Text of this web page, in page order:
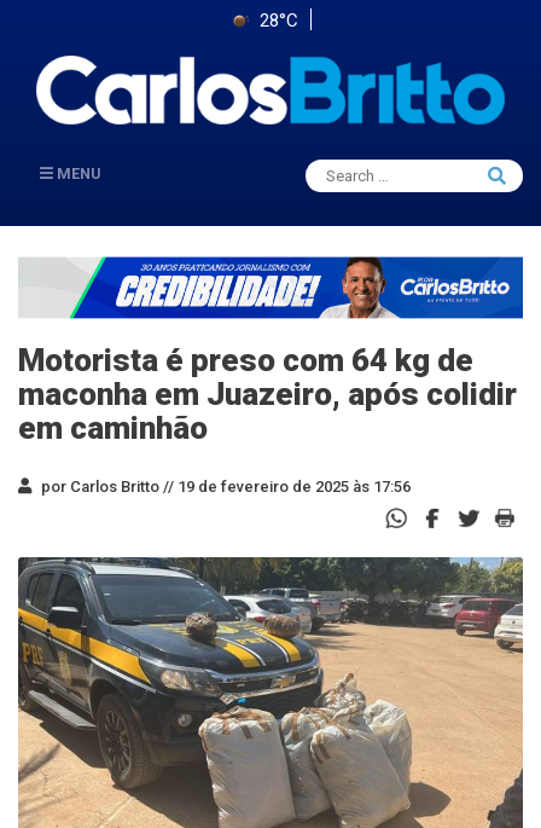
28°C
MENU
Search
for:
Search
Motorista é preso com 64 kg de
maconha em Juazeiro, após colidir
em caminhão
por Carlos Britto // 19 de fevereiro de 2025 às 17:56